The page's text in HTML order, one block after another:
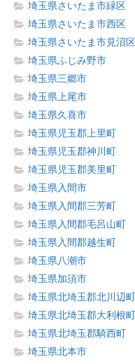
埼玉県さいたま市緑区
埼玉県さいたま市西区
埼玉県さいたま市見沼区
埼玉県ふじみ野市
埼玉県三郷市
埼玉県上尾市
埼玉県久喜市
埼玉県児玉郡上里町
埼玉県児玉郡神川町
埼玉県児玉郡美里町
埼玉県入間市
埼玉県入間郡三芳町
埼玉県入間郡毛呂山町
埼玉県入間郡越生町
埼玉県八潮市
埼玉県加須市
埼玉県北埼玉郡北川辺町
埼玉県北埼玉郡大利根町
埼玉県北埼玉郡騎西町
埼玉県北本市